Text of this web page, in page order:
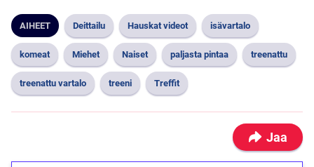
AIHEET Deittailu Hauskat videot isävartalo
komeat Miehet Naiset paljasta pintaa treenattu
treenattu vartalo treeni Treffit
Jaa